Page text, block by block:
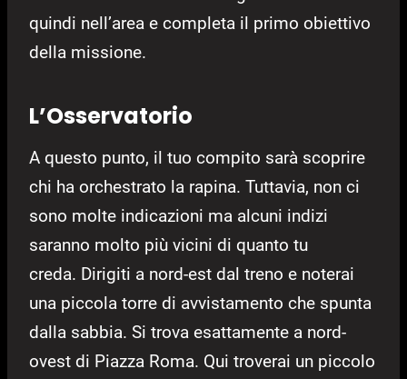
quindi nell’area e completa il primo obiettivo
della missione.
L’Osservatorio
A questo punto, il tuo compito sarà scoprire
chi ha orchestrato la rapina. Tuttavia, non ci
sono molte indicazioni ma alcuni indizi
saranno molto più vicini di quanto tu
creda. Dirigiti a nord-est dal treno e noterai
una piccola torre di avvistamento che spunta
dalla sabbia. Si trova esattamente a nord-
ovest di Piazza Roma. Qui troverai un piccolo